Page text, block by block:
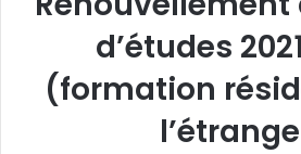
d’études
(formation